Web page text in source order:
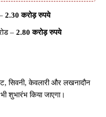
2.30 करोड़ रुपये
– 2.80 करोड़ रुपये
सिवनी, केवलारी और लखनादौन
शुभारंभ किया जाएगा।